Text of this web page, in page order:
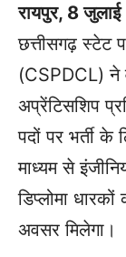
रायपुर, 8
छत्तीसगढ़ स्टेट
(CSPDCL) ने
अप्रेंटिसशिप
पदों पर भर्ती के
माध्यम से
डिप्लोमा धारकों
अवसर मिलेगा।